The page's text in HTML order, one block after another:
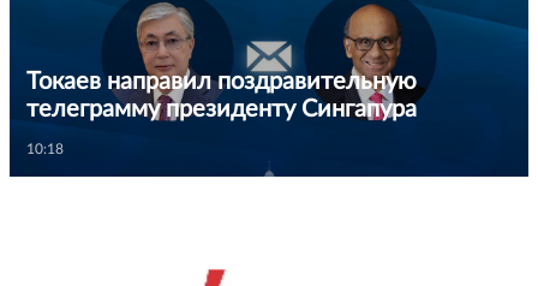
Токаев направил поздравительную
телеграмму президенту Сингапура
10:18